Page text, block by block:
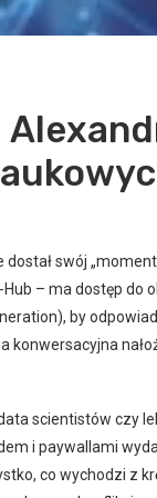
swój
– ma dostęp do
by
konwersacyjna
scientistów czy
i paywallami
co wychodzi z